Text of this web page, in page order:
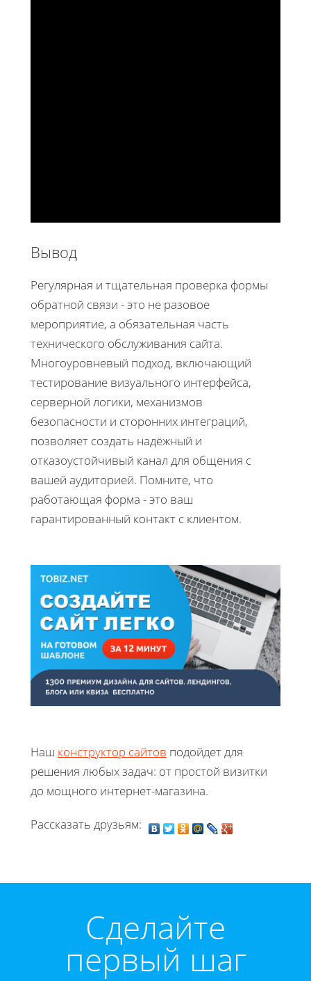
Вывод
Регулярная и тщательная проверка формы
обратной связи - это не разовое
мероприятие, а обязательная часть
технического обслуживания сайта.
Многоуровневый подход, включающий
тестирование визуального интерфейса,
серверной логики, механизмов
безопасности и сторонних интеграций,
позволяет создать надёжный и
отказоустойчивый канал для общения с
вашей аудиторией. Помните, что
работающая форма - это ваш
гарантированный контакт с клиентом.
Наш конструктор сайтов подойдет для
решения любых задач: от простой визитки
до мощного интернет-магазина.
Рассказать друзьям:
Cделайте
первый шаг